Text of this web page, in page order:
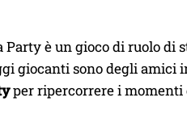
Party è un gioco di ruolo
giocanti sono degli amici
per ripercorrere i momenti